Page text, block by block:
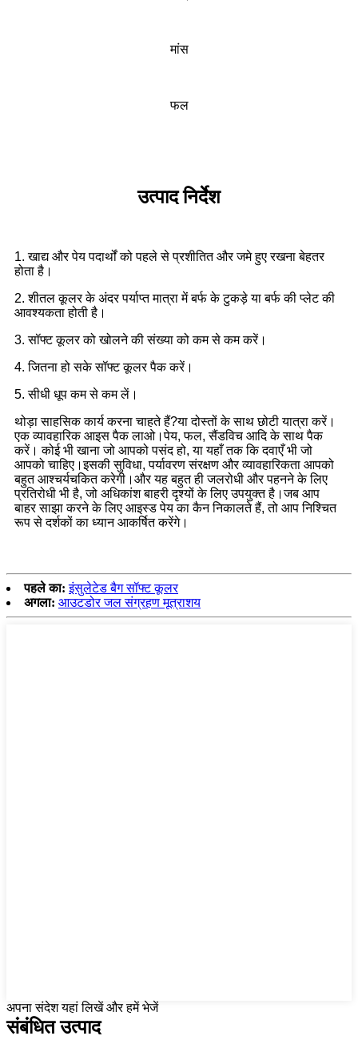
मांस
फल
उत्पाद निर्देश
1. खाद्य और पेय पदार्थों को पहले से प्रशीतित और जमे हुए रखना बेहतर
होता है।
2. शीतल कूलर के अंदर पर्याप्त मात्रा में बर्फ के टुकड़े या बर्फ की प्लेट की
आवश्यकता होती है।
3. सॉफ्ट कूलर को खोलने की संख्या को कम से कम करें।
4. जितना हो सके सॉफ्ट कूलर पैक करें।
5. सीधी धूप कम से कम लें।
थोड़ा साहसिक कार्य करना चाहते हैं?या दोस्तों के साथ छोटी यात्रा करें।
एक व्यावहारिक आइस पैक लाओ।पेय, फल, सैंडविच आदि के साथ पैक
करें। कोई भी खाना जो आपको पसंद हो, या यहाँ तक कि दवाएँ भी जो
आपको चाहिए।इसकी सुविधा, पर्यावरण संरक्षण और व्यावहारिकता आपको
बहुत आश्चर्यचकित करेगी।और यह बहुत ही जलरोधी और पहनने के लिए
प्रतिरोधी भी है, जो अधिकांश बाहरी दृश्यों के लिए उपयुक्त है।जब आप
बाहर साझा करने के लिए आइस्ड पेय का कैन निकालते हैं, तो आप निश्चित
रूप से दर्शकों का ध्यान आकर्षित करेंगे।
पहले का: इंसुलेटेड बैग सॉफ्ट कूलर
अगला: आउटडोर जल संग्रहण मूत्राशय
अपना संदेश यहां लिखें और हमें भेजें
संबंधित उत्पाद